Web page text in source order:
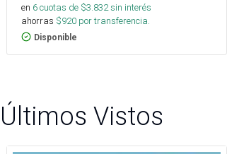
en 6cuotas de $3.832sin interés
ahorras $920 por transferencia.
Disponible
Últimos Vistos